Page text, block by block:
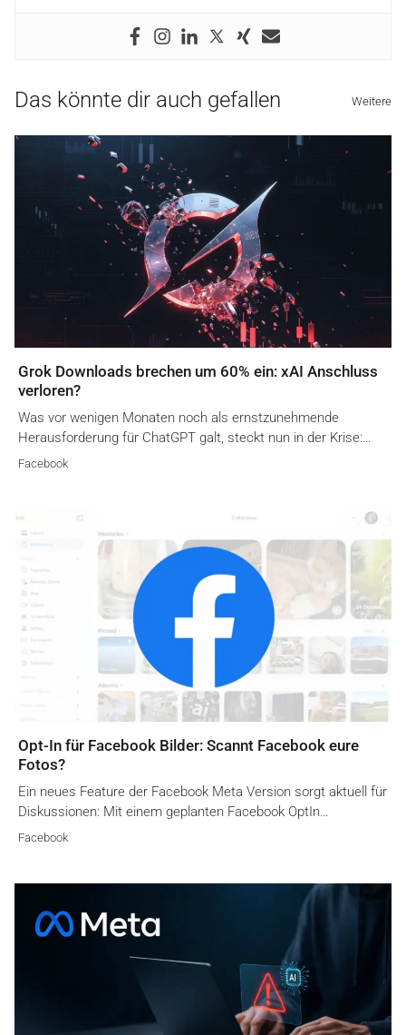
Das könnte dir auch gefallen Weitere
Grok Downloads brechen um 60% ein: xAI Anschluss
verloren?
Was vor wenigen Monaten noch als ernstzunehmende
Herausforderung für ChatGPT galt, steckt nun in der Krise:…
Facebook
Opt-In für Facebook Bilder: Scannt Facebook eure
Fotos?
Ein neues Feature der Facebook Meta Version sorgt aktuell für
Diskussionen: Mit einem geplanten Facebook OptIn…
Facebook